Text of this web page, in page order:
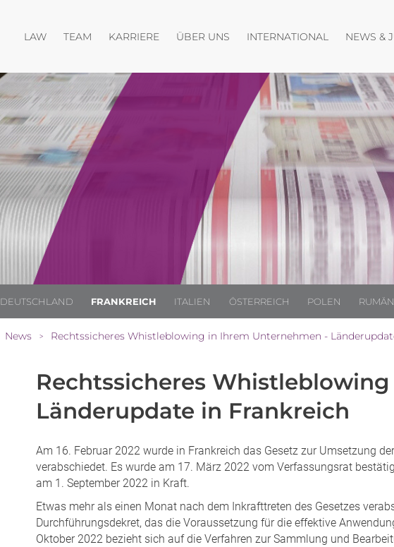
LAWMenü öffnen
TEAM KARRIEREMenü öffnen
ÜBER UNS Menü öffnen
INTERNATIONAL Menü öffnen
NEWS &
DEUTSCHLAND FRANKREICH ITALIEN ÖSTERREICH POLEN
News > Rechtssicheres Whistleblowing in Ihrem Unternehmen -
Rechtssicheres
Länderupdate in Frankreich
Am 16. Februar 2022 wurde in Frankreich das Gesetz zur Umsetzung
verabschiedet. Es wurde am 17. März 2022 vom Verfassungsrat
am 1. September 2022 in Kraft.
Etwas mehr als einen Monat nach dem Inkrafttreten des Gesetzes
Durchführungsdekret, das die Voraussetzung für die effektive
Oktober 2022 bezieht sich auf die Verfahren zur Sammlung und